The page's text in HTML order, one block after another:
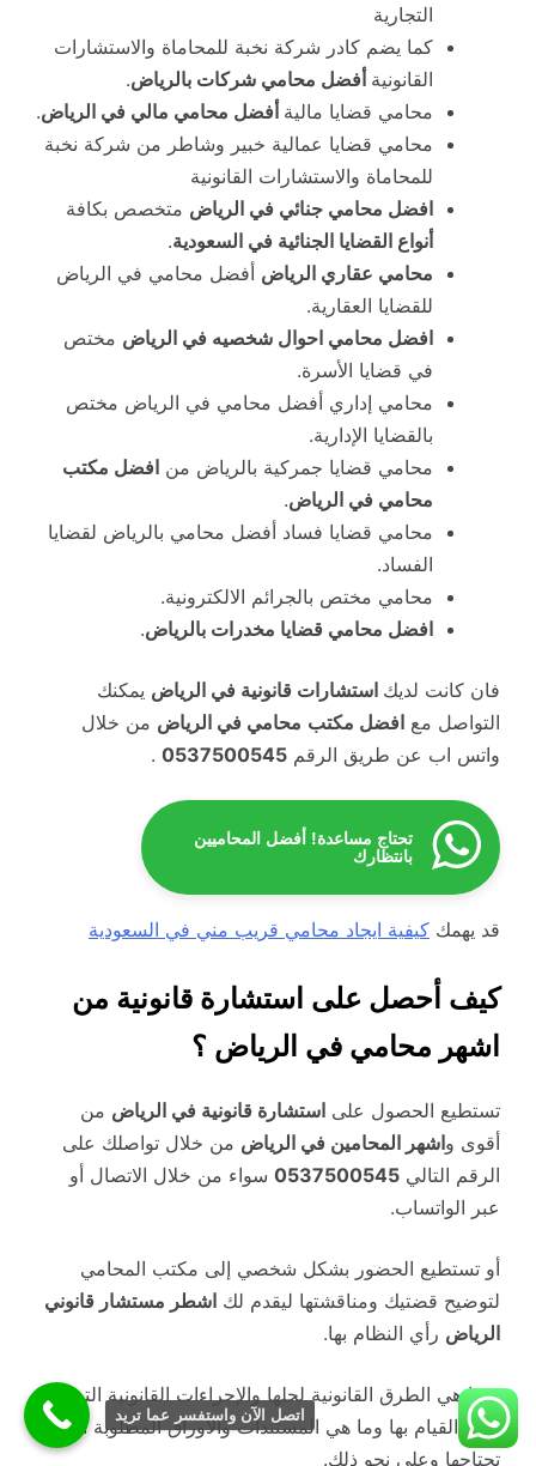
التجارية
كما يضم كادر شركة نخبة للمحاماة والاستشارات
القانونية أفضل محامي شركات بالرياض.
محامي قضايا مالية أفضل محامي مالي في الرياض.
محامي قضايا عمالية خبير وشاطر من شركة نخبة
للمحاماة والاستشارات القانونية
افضل محامي جنائي في الرياض متخصص بكافة
أنواع القضايا الجنائية في السعودية.
محامي عقاري الرياض أفضل محامي في الرياض
للقضايا العقارية.
افضل محامي احوال شخصيه في الرياض مختص
في قضايا الأسرة.
محامي إداري أفضل محامي في الرياض مختص
بالقضايا الإدارية.
محامي قضايا جمركية بالرياض من افضل مكتب
محامي في الرياض.
محامي قضايا فساد أفضل محامي بالرياض لقضايا
الفساد.
محامي مختص بالجرائم الالكترونية.
افضل محامي قضايا مخدرات بالرياض.
فان كانت لديك استشارات قانونية في الرياض يمكنك
التواصل مع افضل مكتب محامي في الرياض من خلال
واتس اب عن طريق الرقم 0537500545
.
تحتاج مساعدة! أفضل المحاميين
بانتظارك
قد يهمك كيفية ايجاد محامي قريب مني في السعودية
كيف أحصل على استشارة قانونية من
اشهر محامي في الرياض ؟
تستطيع الحصول على استشارة قانونية في الرياض من
أقوى واشهر المحامين في الرياض من خلال تواصلك على
الرقم التالي 0537500545 سواء من خلال الاتصال أو
عبر الواتساب.
أو تستطيع الحضور بشكل شخصي إلى مكتب المحامي
لتوضيح قضتيك ومناقشتها ليقدم لك اشطر مستشار قانوني
الرياض رأي النظام بها.
وما هي الطرق القانونية لحلها والإجراءات القانونية التي
يجب القيام بها وما هي المستندات والأوراق المطلوبة التي
تحتاجها وعلى نحو ذلك.
اتصل الآن واستفسر عما تريد